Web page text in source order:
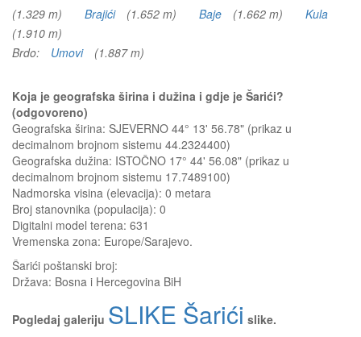
(1.329 m)
Brajići (1.652 m) Baje (1.662 m)
Kula
(1.910 m)
Brdo:
Umovi (1.887 m)
Koja je geografska širina i dužina i gdje je Šarići?
(odgovoreno)
Geografska širina: SJEVERNO 44° 13' 56.78" (prikaz u
decimalnom brojnom sistemu 44.2324400)
Geografska dužina: ISTOČNO 17° 44' 56.08" (prikaz u
decimalnom brojnom sistemu 17.7489100)
Nadmorska visina (elevacija): 0 metara
Broj stanovnika (populacija): 0
Digitalni model terena: 631
Vremenska zona: Europe/Sarajevo.
Šarići poštanski broj:
Država: Bosna i Hercegovina BiH
Pogledaj galeriju SLIKE Šarići slike.